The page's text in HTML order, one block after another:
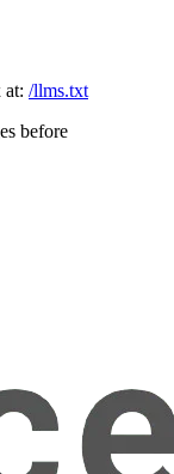
at: /llms.txt
before